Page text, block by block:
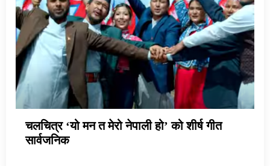
चलचित्र ‘यो मन त मेरो नेपाली हो’ को शीर्ष गीत
सार्वजनिक